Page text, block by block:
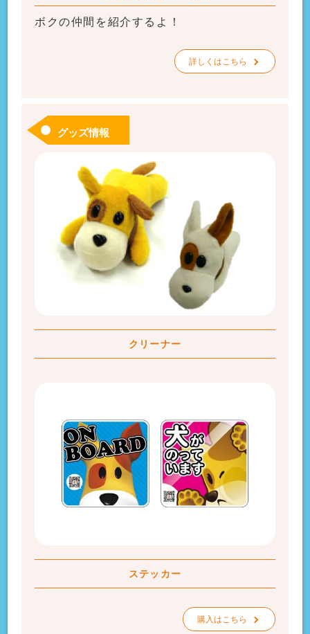
ボクの仲間を紹介するよ！
詳しくはこちら
グッズ情報
クリーナー
ステッカー
購入はこちら